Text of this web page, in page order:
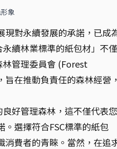
象
現對永續發展的承諾，已成
續林業標準的紙包材」不僅
林管理委員會 (Forest
在推動負責任的森林經營
好管理森林，這不僅代表您
選擇符合FSC標準的紙包
消費者的青睞。當然，在追